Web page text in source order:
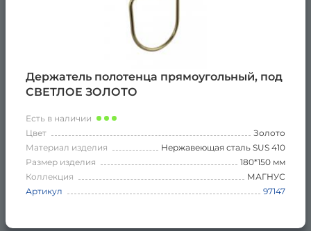
Держатель полотенца прямоугольный, под
СВЕТЛОЕ ЗОЛОТО
Есть в наличии
Цвет
Золото
Материал изделия
Нержавеющая сталь SUS 410
Размер изделия
180*150 мм
Коллекция
МАГНУС
Артикул
97147